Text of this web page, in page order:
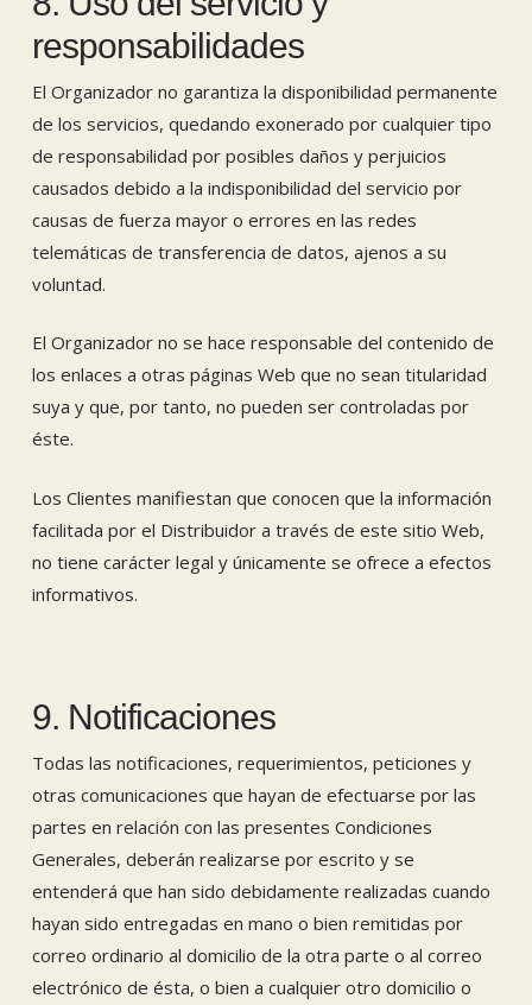
responsabilidades
El Organizador no garantiza la disponibilidad permanente
de los servicios, quedando exonerado por cualquier tipo
de responsabilidad por posibles daños y perjuicios
causados debido a la indisponibilidad del servicio por
causas de fuerza mayor o errores en las redes
telemáticas de transferencia de datos, ajenos a su
voluntad.
El Organizador no se hace responsable del contenido de
los enlaces a otras páginas Web que no sean titularidad
suya y que, por tanto, no pueden ser controladas por
éste.
Los Clientes manifiestan que conocen que la información
facilitada por el Distribuidor a través de este sitio Web,
no tiene carácter legal y únicamente se ofrece a efectos
informativos.
9. Notificaciones
Todas las notificaciones, requerimientos, peticiones y
otras comunicaciones que hayan de efectuarse por las
partes en relación con las presentes Condiciones
Generales, deberán realizarse por escrito y se
entenderá que han sido debidamente realizadas cuando
hayan sido entregadas en mano o bien remitidas por
correo ordinario al domicilio de la otra parte o al correo
electrónico de ésta, o bien a cualquier otro domicilio o